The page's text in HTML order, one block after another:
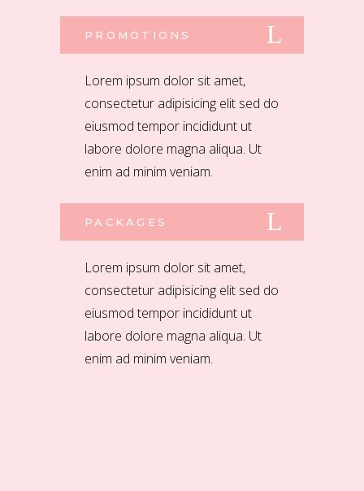
PROMOTIONS
Lorem ipsum dolor sit amet,
consectetur adipisicing elit sed do
eiusmod tempor incididunt ut
labore dolore magna aliqua. Ut
enim ad minim veniam.
PACKAGES
Lorem ipsum dolor sit amet,
consectetur adipisicing elit sed do
eiusmod tempor incididunt ut
labore dolore magna aliqua. Ut
enim ad minim veniam.